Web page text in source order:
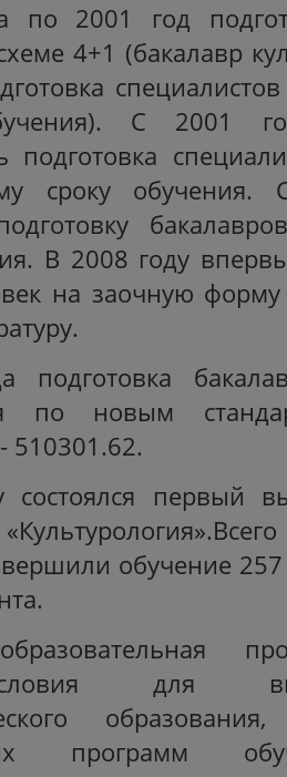
по 2001 год
4+1 (бакалавр
С 2001
подготовка
сроку
В 2008 году
на заочную
по новым
510301.62.
первый
обучение
для
программ